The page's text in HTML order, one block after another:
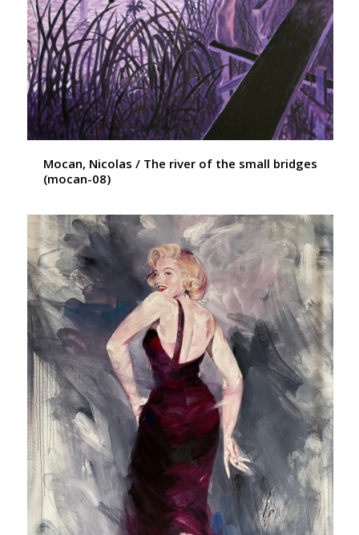
Mocan, Nicolas / The river of the small bridges
(mocan-08)